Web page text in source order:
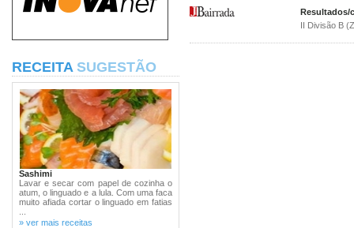
RECEITA SUGESTÃO
Sashimi
Lavar e secar com papel de cozinha o
atum, o linguado e a lula. Com uma faca
muito afiada cortar o linguado em fatias
» ver mais receitas
Resultados/
II Divisão B